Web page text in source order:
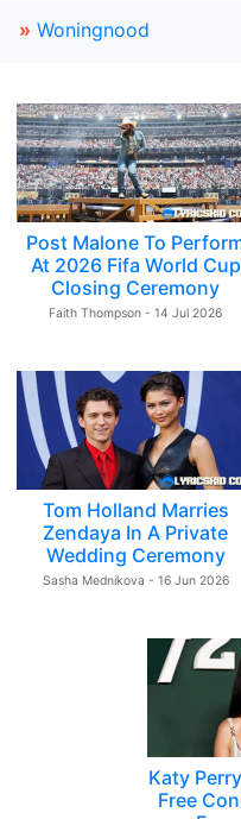
» Woningnood
Post Malone To
At 2026 Fifa World Cup
Closing Ceremony
Faith Thompson - 14 Jul 2026
Tom Holland Marries
Zendaya In A Private
Wedding Ceremony
Sasha Mednikova - 16 Jun 2026
Katy
Free